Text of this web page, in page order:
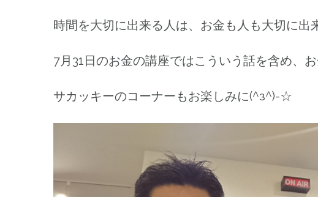
時間を大切に出来る人は、お金も人も大切に
7月31日のお金の講座ではこういう話を含め、
サカッキーのコーナーもお楽しみに(^з^)-☆